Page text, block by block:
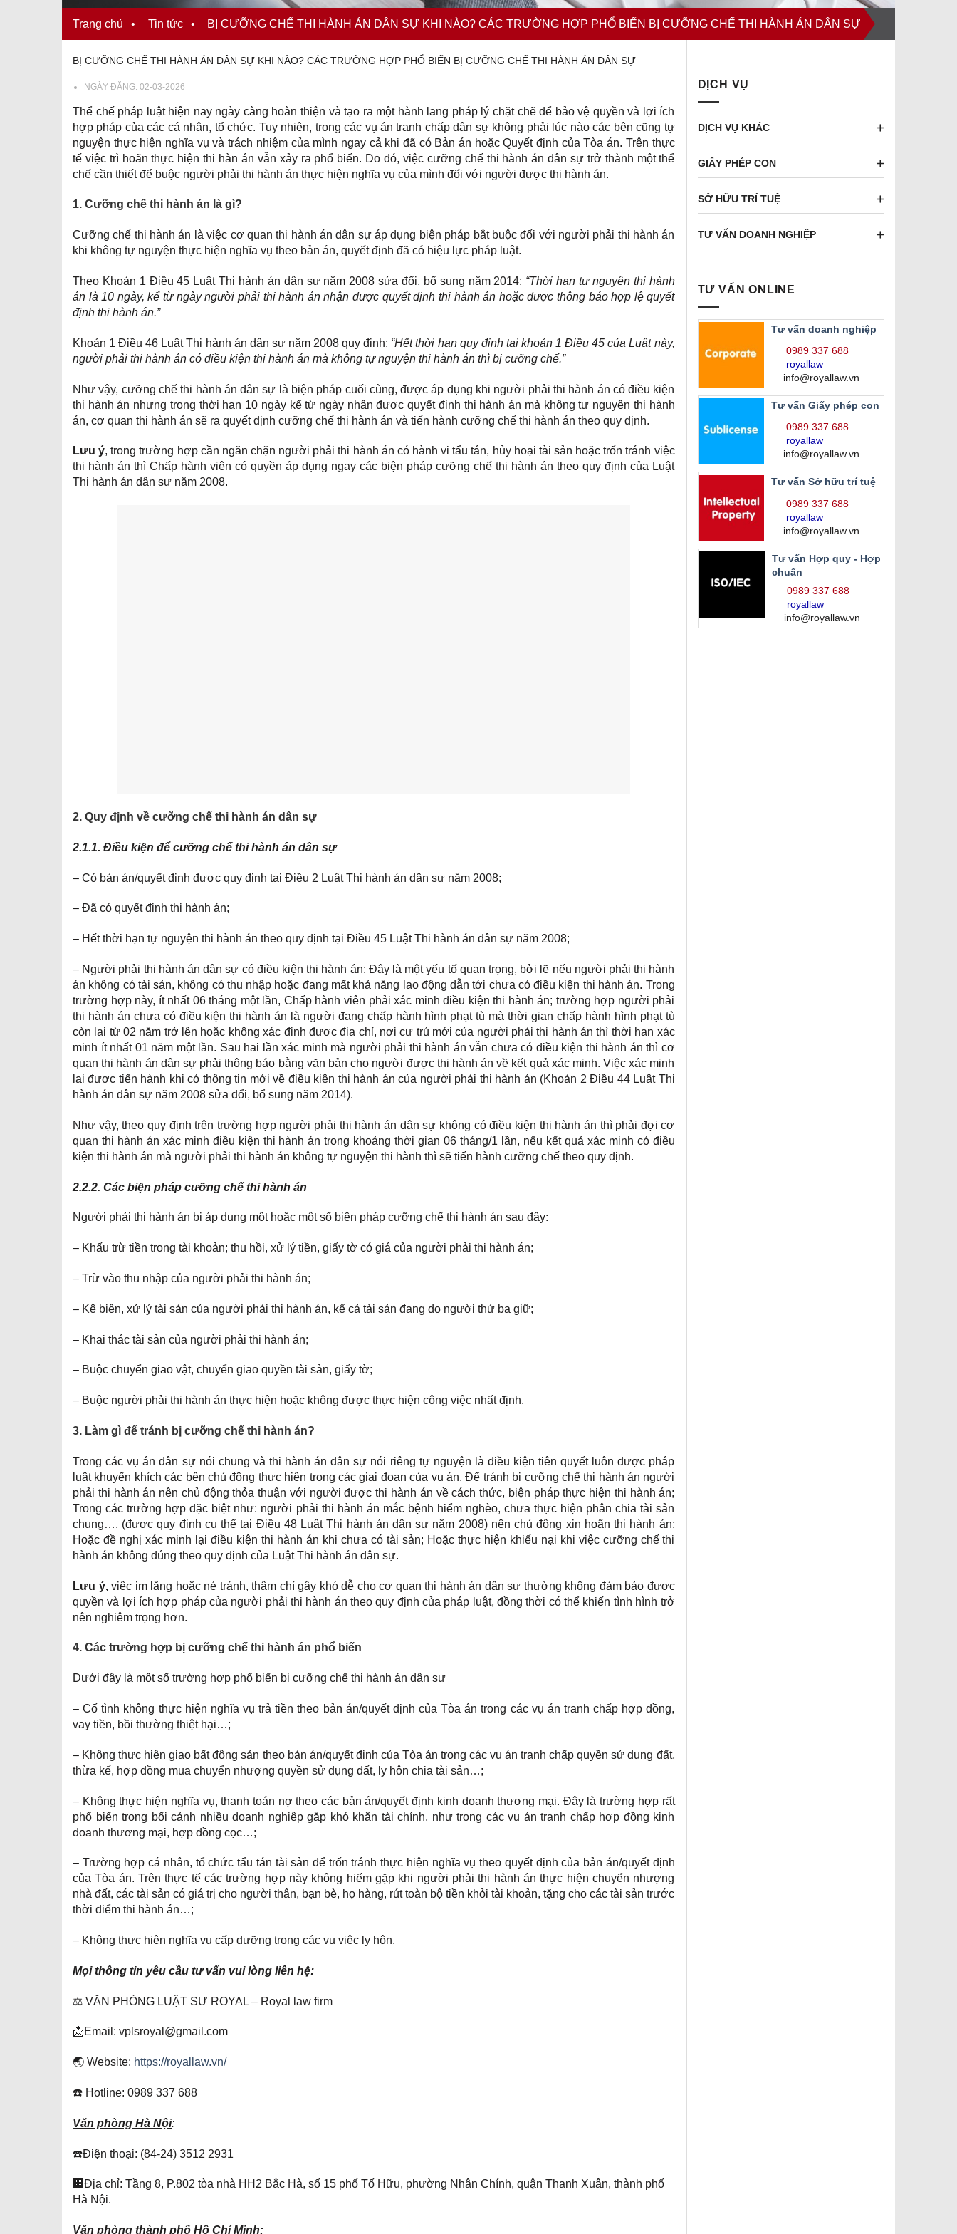
Trang chủ • Tin tức • BỊ CƯỠNG CHẾ THI HÀNH ÁN DÂN SỰ KHI NÀO? CÁC TRƯỜNG HỢP PHỔ BIẾN BỊ CƯỠNG CHẾ THI HÀNH ÁN DÂN SỰ
BỊ CƯỠNG CHẾ THI HÀNH ÁN DÂN SỰ KHI NÀO? CÁC TRƯỜNG HỢP PHỔ BIẾN BỊ CƯỠNG CHẾ THI HÀNH ÁN DÂN SỰ
NGÀY ĐĂNG: 02-03-2026
Thể chế pháp luật hiện nay ngày càng hoàn thiện và tạo ra một hành lang pháp lý chặt chẽ để bảo vệ quyền và lợi ích
hợp pháp của các cá nhân, tổ chức. Tuy nhiên, trong các vụ án tranh chấp dân sự không phải lúc nào các bên cũng tự
nguyện thực hiện nghĩa vụ và trách nhiệm của mình ngay cả khi đã có Bản án hoặc Quyết định của Tòa án. Trên thực
tế việc trì hoãn thực hiện thi hàn án vẫn xảy ra phổ biến. Do đó, việc cưỡng chế thi hành án dân sự trở thành một thể
chế cần thiết để buộc người phải thi hành án thực hiện nghĩa vụ của mình đối với người được thi hành án.
1. Cưỡng chế thi hành án là gì?
Cưỡng chế thi hành án là việc cơ quan thi hành án dân sự áp dụng biện pháp bắt buộc đối với người phải thi hành án
khi không tự nguyện thực hiện nghĩa vụ theo bản án, quyết định đã có hiệu lực pháp luật.
Theo Khoản 1 Điều 45 Luật Thi hành án dân sự năm 2008 sửa đổi, bổ sung năm 2014: “Thời hạn tự nguyện thi hành
án là 10 ngày, kể từ ngày người phải thi hành án nhận được quyết định thi hành án hoặc được thông báo hợp lệ quyết
định thi hành án.”
Khoản 1 Điều 46 Luật Thi hành án dân sự năm 2008 quy định: “Hết thời hạn quy định tại khoản 1 Điều 45 của Luật này,
người phải thi hành án có điều kiện thi hành án mà không tự nguyện thi hành án thì bị cưỡng chế.”
Như vậy, cưỡng chế thi hành án dân sự là biện pháp cuối cùng, được áp dụng khi người phải thi hành án có điều kiện
thi hành án nhưng trong thời hạn 10 ngày kể từ ngày nhận được quyết định thi hành án mà không tự nguyện thi hành
án, cơ quan thi hành án sẽ ra quyết định cưỡng chế thi hành án và tiến hành cưỡng chế thi hành án theo quy định.
Lưu ý, trong trường hợp cần ngăn chặn người phải thi hành án có hành vi tẩu tán, hủy hoại tài sản hoặc trốn tránh việc
thi hành án thì Chấp hành viên có quyền áp dụng ngay các biện pháp cưỡng chế thi hành án theo quy định của Luật
Thi hành án dân sự năm 2008.
2. Quy định về cưỡng chế thi hành án dân sự
2.1.1. Điều kiện để cưỡng chế thi hành án dân sự
– Có bản án/quyết định được quy định tại Điều 2 Luật Thi hành án dân sự năm 2008;
– Đã có quyết định thi hành án;
– Hết thời hạn tự nguyện thi hành án theo quy định tại Điều 45 Luật Thi hành án dân sự năm 2008;
– Người phải thi hành án dân sự có điều kiện thi hành án: Đây là một yếu tố quan trọng, bởi lẽ nếu người phải thi hành
án không có tài sản, không có thu nhập hoặc đang mất khả năng lao động dẫn tới chưa có điều kiện thi hành án. Trong
trường hợp này, ít nhất 06 tháng một lần, Chấp hành viên phải xác minh điều kiện thi hành án; trường hợp người phải
thi hành án chưa có điều kiện thi hành án là người đang chấp hành hình phạt tù mà thời gian chấp hành hình phạt tù
còn lại từ 02 năm trở lên hoặc không xác định được địa chỉ, nơi cư trú mới của người phải thi hành án thì thời hạn xác
minh ít nhất 01 năm một lần. Sau hai lần xác minh mà người phải thi hành án vẫn chưa có điều kiện thi hành án thì cơ
quan thi hành án dân sự phải thông báo bằng văn bản cho người được thi hành án về kết quả xác minh. Việc xác minh
lại được tiến hành khi có thông tin mới về điều kiện thi hành án của người phải thi hành án (Khoản 2 Điều 44 Luật Thi
hành án dân sự năm 2008 sửa đổi, bổ sung năm 2014).
Như vậy, theo quy định trên trường hợp người phải thi hành án dân sự không có điều kiện thi hành án thì phải đợi cơ
quan thi hành án xác minh điều kiện thi hành án trong khoảng thời gian 06 tháng/1 lần, nếu kết quả xác minh có điều
kiện thi hành án mà người phải thi hành án không tự nguyện thi hành thì sẽ tiến hành cưỡng chế theo quy định.
2.2.2. Các biện pháp cưỡng chế thi hành án
Người phải thi hành án bị áp dụng một hoặc một số biện pháp cưỡng chế thi hành án sau đây:
– Khấu trừ tiền trong tài khoản; thu hồi, xử lý tiền, giấy tờ có giá của người phải thi hành án;
– Trừ vào thu nhập của người phải thi hành án;
– Kê biên, xử lý tài sản của người phải thi hành án, kể cả tài sản đang do người thứ ba giữ;
– Khai thác tài sản của người phải thi hành án;
– Buộc chuyển giao vật, chuyển giao quyền tài sản, giấy tờ;
– Buộc người phải thi hành án thực hiện hoặc không được thực hiện công việc nhất định.
3. Làm gì để tránh bị cưỡng chế thi hành án?
Trong các vụ án dân sự nói chung và thi hành án dân sự nói riêng tự nguyện là điều kiện tiên quyết luôn được pháp
luật khuyến khích các bên chủ động thực hiện trong các giai đoạn của vụ án. Để tránh bị cưỡng chế thi hành án người
phải thi hành án nên chủ động thỏa thuận với người được thi hành án về cách thức, biện pháp thực hiện thi hành án;
Trong các trường hợp đặc biệt như: người phải thi hành án mắc bệnh hiểm nghèo, chưa thực hiện phân chia tài sản
chung…. (được quy định cụ thể tại Điều 48 Luật Thi hành án dân sự năm 2008) nên chủ động xin hoãn thi hành án;
Hoặc đề nghị xác minh lại điều kiện thi hành án khi chưa có tài sản; Hoặc thực hiện khiếu nại khi việc cưỡng chế thi
hành án không đúng theo quy định của Luật Thi hành án dân sự.
Lưu ý,việc im lặng hoặc né tránh, thậm chí gây khó dễ cho cơ quan thi hành án dân sự thường không đảm bảo được
quyền và lợi ích hợp pháp của người phải thi hành án theo quy định của pháp luật, đồng thời có thể khiến tình hình trở
nên nghiêm trọng hơn.
4. Các trường hợp bị cưỡng chế thi hành án phổ biến
Dưới đây là một số trường hợp phổ biến bị cưỡng chế thi hành án dân sự
– Cố tình không thực hiện nghĩa vụ trả tiền theo bản án/quyết định của Tòa án trong các vụ án tranh chấp hợp đồng,
vay tiền, bồi thường thiệt hại…;
– Không thực hiện giao bất động sản theo bản án/quyết định của Tòa án trong các vụ án tranh chấp quyền sử dụng đất,
thừa kế, hợp đồng mua chuyển nhượng quyền sử dụng đất, ly hôn chia tài sản…;
– Không thực hiện nghĩa vụ, thanh toán nợ theo các bản án/quyết định kinh doanh thương mại. Đây là trường hợp rất
phổ biến trong bối cảnh nhiều doanh nghiệp gặp khó khăn tài chính, như trong các vụ án tranh chấp hợp đồng kinh
doanh thương mại, hợp đồng cọc…;
– Trường hợp cá nhân, tổ chức tẩu tán tài sản để trốn tránh thực hiện nghĩa vụ theo quyết định của bản án/quyết định
của Tòa án. Trên thực tế các trường hợp này không hiếm gặp khi người phải thi hành án thực hiện chuyển nhượng
nhà đất, các tài sản có giá trị cho người thân, bạn bè, họ hàng, rút toàn bộ tiền khỏi tài khoản, tặng cho các tài sản trước
thời điểm thi hành án…;
– Không thực hiện nghĩa vụ cấp dưỡng trong các vụ việc ly hôn.
Mọi thông tin yêu cầu tư vấn vui lòng liên hệ:
⚖️ VĂN PHÒNG LUẬT SƯ ROYAL – Royal law firm
📩Email: vplsroyal@gmail.com
🌏 Website: https://royallaw.vn/
☎️ Hotline: 0989 337 688
Văn phòng Hà Nội:
☎️Điện thoại: (84-24) 3512 2931
🏢Địa chỉ: Tầng 8, P.802 tòa nhà HH2 Bắc Hà, số 15 phố Tố Hữu, phường Nhân Chính, quận Thanh Xuân, thành phố
Hà Nội.
Văn phòng thành phố Hồ Chí Minh:
DỊCH VỤ
DỊCH VỤ KHÁC
GIẤY PHÉP CON
SỞ HỮU TRÍ TUỆ
TƯ VẤN DOANH NGHIỆP
TƯ VẤN ONLINE
Tư vấn doanh nghiệp
0989 337 688
royallaw
info@royallaw.vn
Tư vấn Giấy phép con
0989 337 688
royallaw
info@royallaw.vn
Tư vấn Sở hữu trí tuệ
0989 337 688
royallaw
info@royallaw.vn
Tư vấn Hợp quy - Hợp
chuẩn
0989 337 688
royallaw
info@royallaw.vn